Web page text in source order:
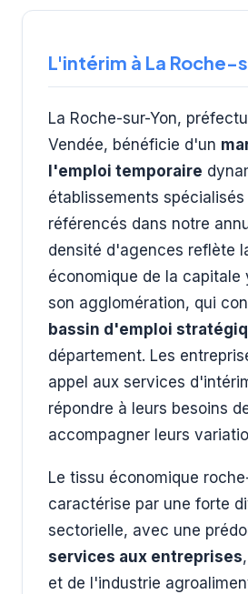
L'intérim à La Roche-
La Roche-sur-Yon,
Vendée, bénéficie d'un
l'emploi temporaire
établissements
référencés dans notre
densité d'agences reflète
économique de la capitale
son agglomération, qui
bassin d'emploi
département. Les
appel aux services
répondre à leurs besoins
accompagner leurs
Le tissu économique
caractérise par une forte
sectorielle, avec une
services aux entreprises
et de l'industrie